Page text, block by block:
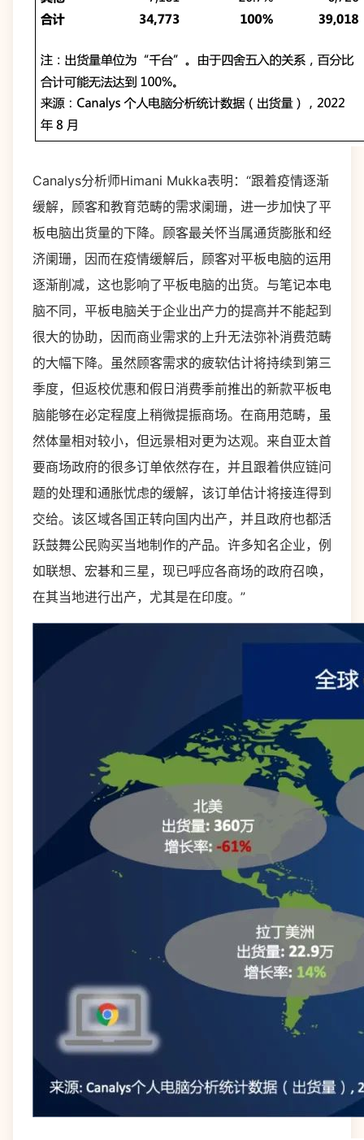
Canalys分析师Himani Mukka表明：“跟着疫情逐渐
缓解，顾客和教育范畴的需求阑珊，进一步加快了平
板电脑出货量的下降。顾客最关怀当属通货膨胀和经
济阑珊，因而在疫情缓解后，顾客对平板电脑的运用
逐渐削减，这也影响了平板电脑的出货。与笔记本电
脑不同，平板电脑关于企业出产力的提高并不能起到
很大的协助，因而商业需求的上升无法弥补消费范畴
的大幅下降。虽然顾客需求的疲软估计将持续到第三
季度，但返校优惠和假日消费季前推出的新款平板电
脑能够在必定程度上稍微提振商场。在商用范畴，虽
然体量相对较小，但远景相对更为达观。来自亚太首
要商场政府的很多订单依然存在，并且跟着供应链问
题的处理和通胀忧虑的缓解，该订单估计将接连得到
交给。该区域各国正转向国内出产，并且政府也都活
跃鼓舞公民购买当地制作的产品。许多知名企业，例
如联想、宏碁和三星，现已呼应各商场的政府召唤，
在其当地进行出产，尤其是在印度。”